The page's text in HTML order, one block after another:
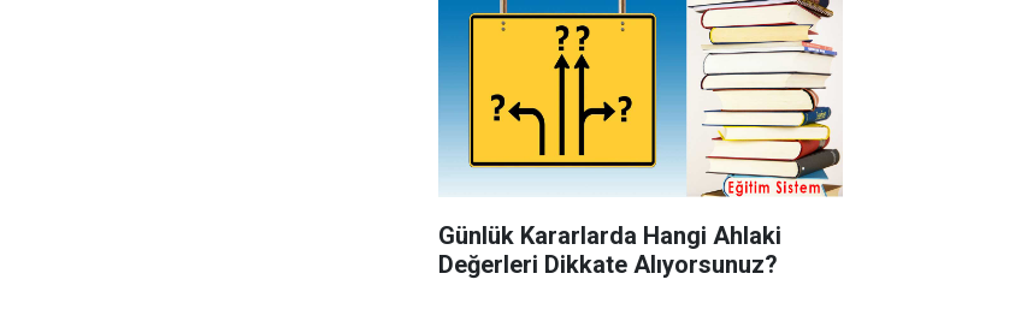
Günlük Kararlarda Hangi Ahlaki
Değerleri Dikkate Alıyorsunuz?